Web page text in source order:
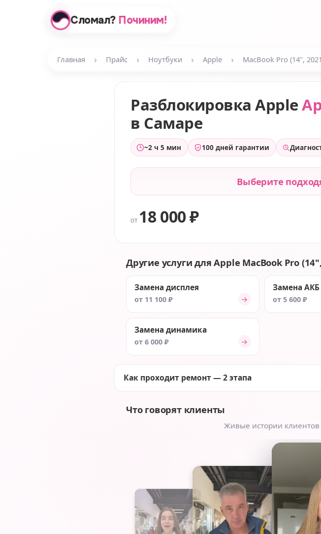
Сломал? Починим!
Главная › Прайс › Ноутбуки › Apple › MacBook Pro (14",
Разблокировка Apple
в Самаре
~2 ч 5 мин 100 дней гарантии
Выберите
от 18 000 ₽
Другие услуги для Apple MacBook Pro
Замена дисплея
от 11 100 ₽ →
Замена АКБ
от 5 600 ₽
Замена динамика
от 6 000 ₽ →
Как проходит ремонт — 2 этапа
Что говорят клиенты
Живые истории